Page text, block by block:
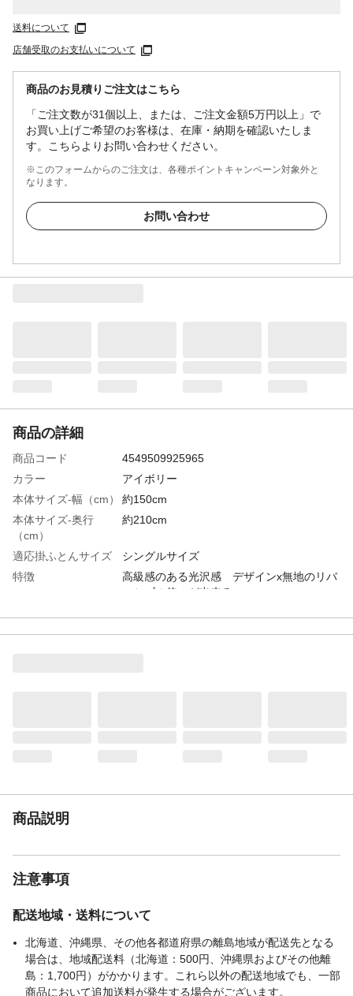
送料について
店舗受取のお支払いについて
商品のお見積りご注文はこちら
「ご注文数が31個以上、または、ご注文金額5万円以上」で
お買い上げご希望のお客様は、在庫・納期を確認いたしま
す。こちらよりお問い合わせください。
※このフォームからのご注文は、各種ポイントキャンペーン対象外と
なります。
お問い合わせ
商品の詳細
商品コード
4549509925965
カラー
アイボリー
本体サイズ-幅（cm）
約150cm
本体サイズ-奥行
（cm）
約210cm
適応掛ふとんサイズ
シングルサイズ
特徴
高級感のある光沢感 デザインx無地のリバ
ーシブル使いが出来る
タンブル乾燥
不可
販売元
商品説明
注意事項
配送地域・送料について
北海道、沖縄県、その他各都道府県の離島地域が配送先となる
場合は、地域配送料（北海道：500円、沖縄県およびその他離
島：1,700円）がかかります。これら以外の配送地域でも、一部
商品において追加送料が発生する場合がございます。